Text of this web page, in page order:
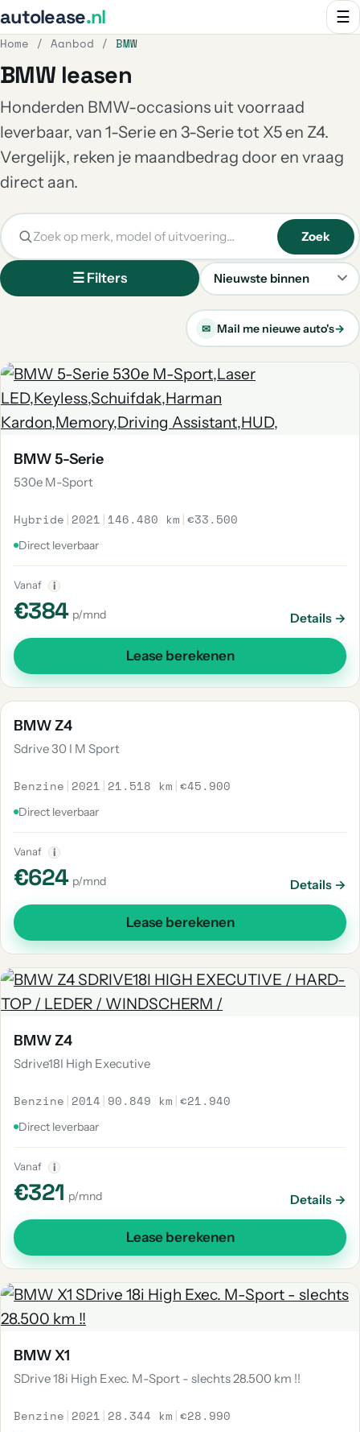
autolease.nl ☰
Home / Aanbod / BMW
BMW leasen
Honderden BMW-occasions uit voorraad
leverbaar, van 1-Serie en 3-Serie tot X5 en Z4.
Vergelijk, reken je maandbedrag door en vraag
direct aan.
☰ Filters
Sorteren
Zoek
✉ Mail me nieuwe auto's→
BMW 5-Serie
530e M-Sport
Hybride | 2021 | 146.480 km |€33.500
Direct leverbaar
Vanaf i
€384 p/mnd Details →
Lease berekenen
BMW Z4
Sdrive 30 I M Sport
Benzine | 2021 | 21.518 km |€45.900
Direct leverbaar
Vanaf i
€624 p/mnd Details →
Lease berekenen
BMW Z4
Sdrive18I High Executive
Benzine | 2014 | 90.849 km |€21.940
Direct leverbaar
Vanaf i
€321 p/mnd Details →
Lease berekenen
BMW X1
SDrive 18i High Exec. M-Sport - slechts 28.500 km !!
Benzine | 2021 | 28.344 km |€28.990